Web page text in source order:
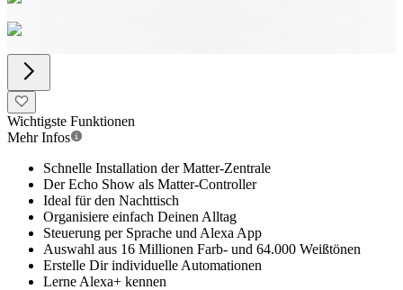
Wichtigste Funktionen
Mehr Infos
Schnelle Installation der Matter-Zentrale
Der Echo Show als Matter-Controller
Ideal für den Nachttisch
Organisiere einfach Deinen Alltag
Steuerung per Sprache und Alexa App
Auswahl aus 16 Millionen Farb- und 64.000 Weißtönen
Erstelle Dir individuelle Automationen
Lerne Alexa+ kennen